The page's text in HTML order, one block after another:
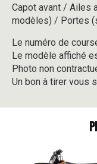
Capot avant / Ailes
modèles) / Portes
Le numéro de
Le modèle affiché
Photo non
Un bon à tirer vous